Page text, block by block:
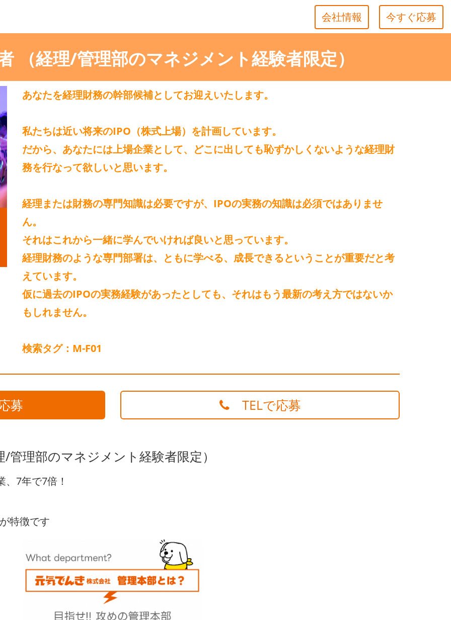
今すぐ応募
会社情報
（経理/管理部のマネジメント経験者限定）
あなたを経理財務の幹部候補としてお迎えいたします。
私たちは近い将来のIPO（株式上場） を計画しています。
だから、あなたには上場企業として、どこに出しても恥ずかしくないような経理財
務を行なって欲しいと思います。
経理または財務の専門知識は必要ですが、 IPOの実務の知識は必須ではありませ
ん。
それはこれから一緒に学んでいければ良いと思っています。
経理財務のような専門部署は、
ともに学べる、成長できるということが重要だと考
えています。
仮に過去のIPOの実務経験があったとしても、それはもう最新の考え方ではないか
もしれません。
検索タグ：M-F01
募 TELで応募
理部のマネジメント経験者限定）
7年で7倍！
特徴です